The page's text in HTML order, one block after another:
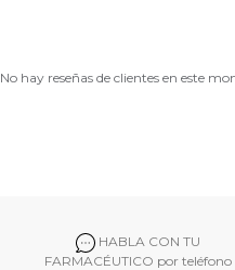
No hay reseñas de clientes en este
HABLA CON TU
FARMACÉUTICO por teléfono